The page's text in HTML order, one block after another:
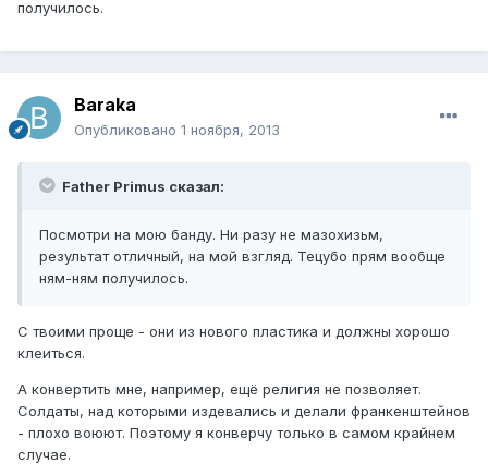
получилось.
Baraka
Опубликовано 1 ноября, 2013
Father Primus сказал:
Посмотри на мою банду. Ни разу не мазохизьм,
результат отличный, на мой взгляд. Тецубо прям вообще
ням-ням получилось.
С твоими проще - они из нового пластика и должны хорошо
клеиться.
А конвертить мне, например, ещё религия не позволяет.
Солдаты, над которыми издевались и делали франкенштейнов
- плохо воюют. Поэтому я конверчу только в самом крайнем
случае.